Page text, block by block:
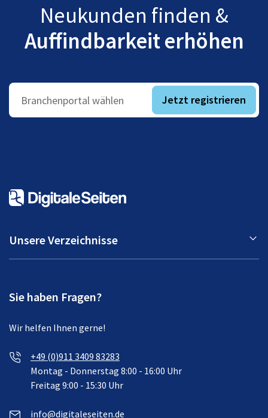
Neukunden finden &
Auffindbarkeit erhöhen
Branchenportal wählen Jetzt registrieren
Unsere Verzeichnisse
Sie haben Fragen?
Wir helfen Ihnen gerne!
+49 (0)911 3409 83283
Montag - Donnerstag 8:00 - 16:00 Uhr
Freitag 9:00 - 15:30 Uhr
info@digitaleseiten.de